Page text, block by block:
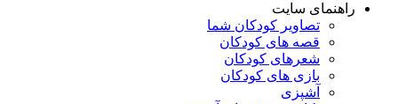
راهنمای سایت
تصاویر کودکان شما
قصه های کودکان
شعرهای کودکان
بازی های کودکان
آشپزی